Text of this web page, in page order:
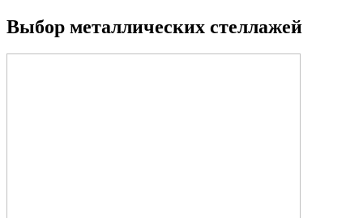
Выбор металлических стеллажей